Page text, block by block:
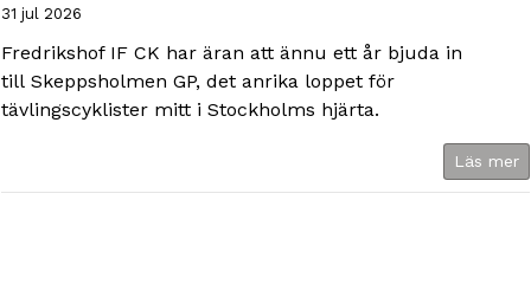
31 jul 2026
Fredrikshof IF CK har äran att ännu ett år bjuda in
till Skeppsholmen GP, det anrika loppet för
tävlingscyklister mitt i Stockholms hjärta.
Läs mer